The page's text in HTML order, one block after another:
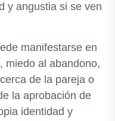
y angustia si se ven
manifestarse en
miedo al abandono,
de la pareja o
la aprobación de
identidad y